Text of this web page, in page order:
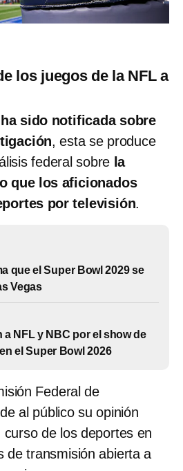
los juegos de la NFL a
sido notificada sobre
, esta se produce
federal sobre la
que los aficionados
por televisión.
que el Super Bowl 2029 se
Vegas
a NFL y NBC por el show de
el Super Bowl 2026
Federal de
al público su opinión
de los deportes en
de transmisión abierta a